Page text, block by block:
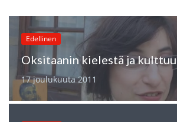
Edellinen
Oksitaanin kielestä ja
17 joulukuuta 2011